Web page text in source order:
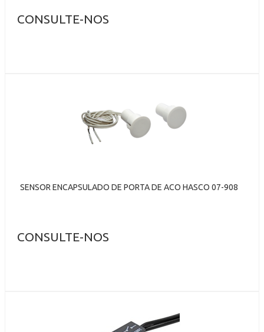
CONSULTE-NOS
SENSOR ENCAPSULADO DE PORTA DE ACO HASCO 07-908
CONSULTE-NOS